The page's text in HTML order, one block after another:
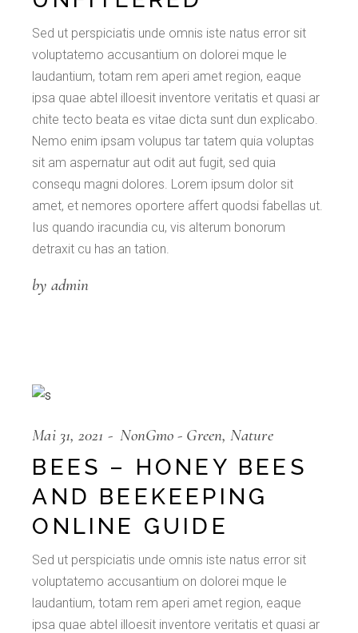
Sed ut perspiciatis unde omnis iste natus error sit
voluptatemo accusantium on dolorei mque le
laudantium, totam rem aperi amet region, eaque
ipsa quae abtel illoesit inventore veritatis et quasi ar
chite tecto beata es vitae dicta sunt dun explicabo.
Nemo enim ipsam volupus tar tatem quia voluptas
sit am aspernatur aut odit aut fugit, sed quia
consequ magni dolores. Lorem ipsum dolor sit
amet, et nemores oportere affert quodsi fabellas ut.
Ius quando iracundia cu, vis alterum bonorum
detraxit cu has an tation.
by admin
Mai 31, 2021 NonGmo Green Nature
BEES – HONEY BEES
AND BEEKEEPING
ONLINE GUIDE
Sed ut perspiciatis unde omnis iste natus error sit
voluptatemo accusantium on dolorei mque le
laudantium, totam rem aperi amet region, eaque
ipsa quae abtel illoesit inventore veritatis et quasi ar